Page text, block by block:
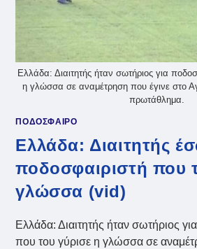
Ελλάδα: Διαιτητής ήταν σωτήριος για
η γλώσσα σε αναμέτρηση που έγινε στο
πρωτάθλημα.
ΠΟΔΟΣΦΑΙΡΟ
Ελλάδα: Διαιτητής
ποδοσφαιριστή που
γλώσσα (vid)
Ελλάδα: Διαιτητής ήταν σωτήριος
που του γύρισε η γλώσσα σε